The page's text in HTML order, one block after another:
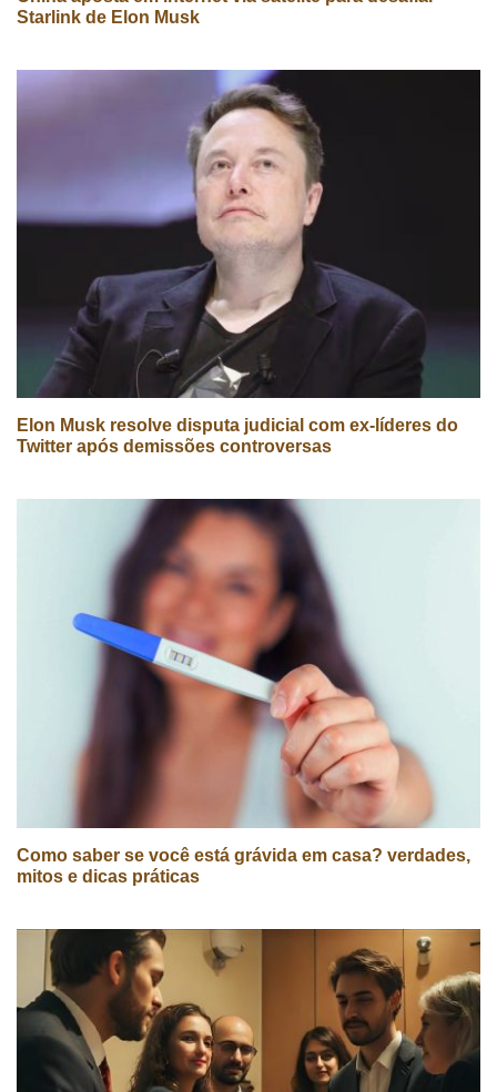
Starlink de Elon Musk
Elon Musk resolve disputa judicial com ex-líderes do
Twitter após demissões controversas
Como saber se você está grávida em casa? verdades,
mitos e dicas práticas